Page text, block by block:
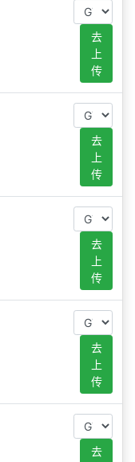
去
上
传
去
上
传
去
上
传
去
上
传
去